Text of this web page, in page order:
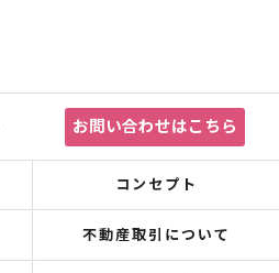
お問い合わせはこちら
コンセプト
不動産取引について